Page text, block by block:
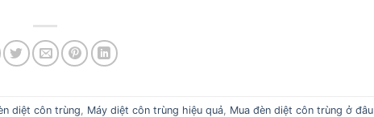
diệt côn trùng Máy diệt côn trùng hiệu quả Mua đèn diệt côn trùng ở đâu